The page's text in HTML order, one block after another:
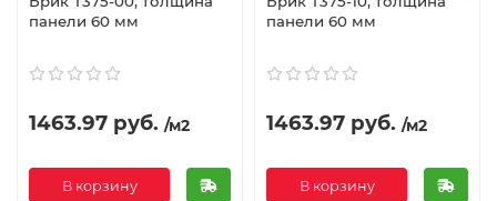
панели 60 мм
1463.97 руб. /м2
В корзину
панели 60 мм
1463.97 руб. /м2
В корзину